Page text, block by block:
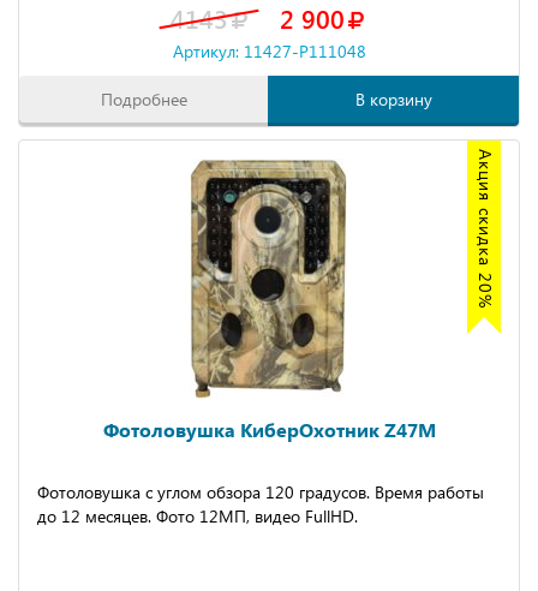
4143 2 900
Артикул: 11427-P111048
Подробнее В корзину
Акция скидка 20%
Фотоловушка КиберОхотник Z47M
Фотоловушка с углом обзора 120 градусов. Время работы
до 12 месяцев. Фото 12МП, видео FullHD.